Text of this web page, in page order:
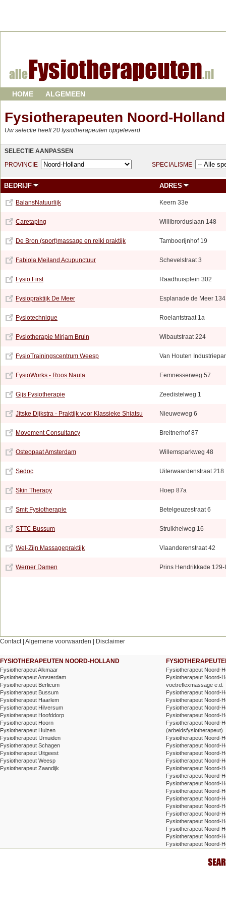
HOME ALGEMEEN
Fysiotherapeuten Noord-Holland
Uw selectie heeft 20 fysiotherapeuten opgeleverd
SELECTIE AANPASSEN
PROVINCIE
SPECIALISME
BEDRIJF ADRES
BalansNatuurlijk Keern 33e
Caretaping Willibrorduslaan 148
De Bron (sport)massage en reiki praktijk Tamboerijnhof 19
Fabiola Meiland Acupunctuur Schevelstraat 3
Fysio First Raadhuisplein 302
Fysiopraktijk De Meer Esplanade de Meer 134
Fysiotechnique Roelantstraat 1a
Fysiotherapie Mirjam Bruin Wibautstraat 224
FysioTrainingscentrum Weesp Van Houten
FysioWorks - Roos Nauta Eemnesserweg 57
Gijs Fysiotherapie Zeedistelweg 1
Jitske Dijkstra - Praktijk voor Klassieke Shiatsu Nieuweweg 6
Movement Consultancy Breitnerhof 87
Osteopaat Amsterdam Willemsparkweg 48
Sedoc Uiterwaardenstraat 218
Skin Therapy Hoep 87a
Smit Fysiotherapie Betelgeuzestraat 6
STTC Bussum Struikheiweg 16
Wel-Zijn Massagepraktijk Vlaanderenstraat 42
Werner Damen Prins Hendrikkade 129-I
Contact| Algemene voorwaarden Disclaimer
FYSIOTHERAPEUTEN NOORD-HOLLAND
Fysiotherapeut Alkmaar
Fysiotherapeut Amsterdam
Fysiotherapeut Berlicum
Fysiotherapeut Bussum
Fysiotherapeut Haarlem
Fysiotherapeut Hilversum
Fysiotherapeut Hoofddorp
Fysiotherapeut Hoorn
Fysiotherapeut Huizen
Fysiotherapeut IJmuiden
Fysiotherapeut Schagen
Fysiotherapeut Uitgeest
Fysiotherapeut Weesp
Fysiotherapeut Zaandijk
Fysiotherapeut Noord-
Fysiotherapeut Noord-
voetreflexmassage e.d.
Fysiotherapeut Noord-
Fysiotherapeut Noord-
Fysiotherapeut Noord-
Fysiotherapeut Noord-
Fysiotherapeut Noord-
(arbeidsfysiotherapeut)
Fysiotherapeut Noord-
Fysiotherapeut Noord-
Fysiotherapeut Noord-
Fysiotherapeut Noord-
Fysiotherapeut Noord-
Fysiotherapeut Noord-
Fysiotherapeut Noord-
Fysiotherapeut Noord-
Fysiotherapeut Noord-
Fysiotherapeut Noord-
Fysiotherapeut Noord-
Fysiotherapeut Noord-
Fysiotherapeut Noord-
Fysiotherapeut Noord-
Fysiotherapeut Noord-